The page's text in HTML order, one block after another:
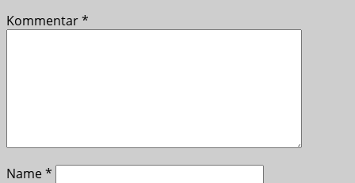
Kommentar*
Name*